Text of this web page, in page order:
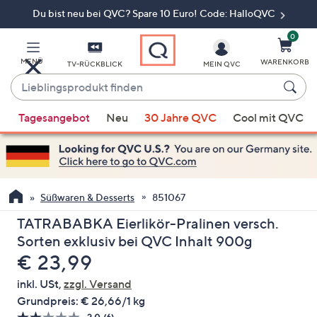
Du bist neu bei QVC? Spare 10 Euro! Code: HalloQVC
MENÜ TV-RÜCKBLICK
Lieblingsprodukt
finden
Vorschläge
verfügbar
sind,
verwenden
Sie
die
Pfeiltasten
nach
oben
und
nach
unten
MEIN QVC
0
WARENKORB
Tagesangebot Neu 30 Jahre QVC Cool mit QVC
Süßwaren & Desserts 851067
TATRABABKA Eierlikör-Pralinen versch.
Sorten exklusiv bei QVC Inhalt 900g
Gelöscht
€ 23,99
inkl. USt, zzgl. Versand
Grundpreis: € 26,66/1 kg